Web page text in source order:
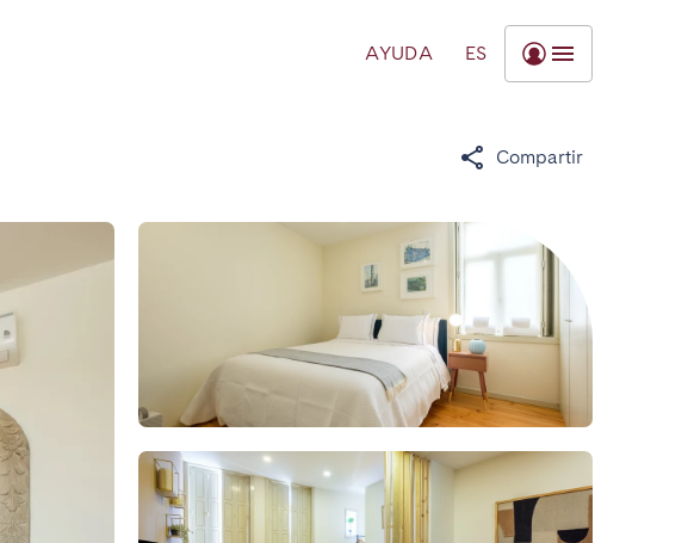
AYUDA ES
Compartir